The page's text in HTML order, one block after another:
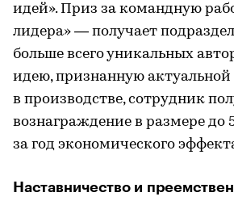
идей». Приз за командную
лидера» — получает
больше всего уникальных
идею, признанную
в производстве, сотрудник
вознаграждение в размере до
за год экономического
Наставничество и